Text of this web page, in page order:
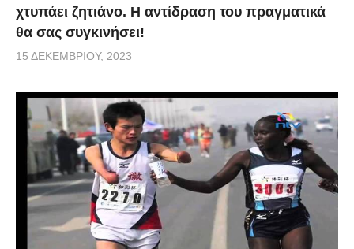
χτυπάει ζητιάνο. Η αντίδραση του πραγματικά
θα σας συγκινήσει!
15 ΔΕΚΕΜΒΡΊΟΥ, 2023